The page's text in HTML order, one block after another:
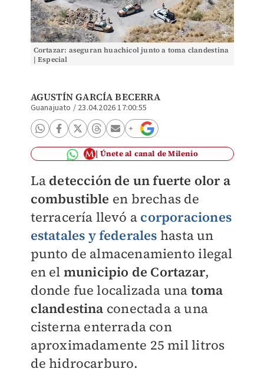
Cortazar: aseguran huachicol junto a toma clandestina
| Especial
AGUSTÍN GARCÍA BECERRA
Guanajuato / 23.04.2026 17:00:55
Únete al canal de Milenio
La detección de un fuerte olor a
combustible en brechas de
terracería llevó a corporaciones
estatales y federales hasta un
punto de almacenamiento ilegal
en el municipio de Cortazar,
donde fue localizada una toma
clandestina conectada a una
cisterna enterrada con
aproximadamente 25 mil litros
de hidrocarburo.